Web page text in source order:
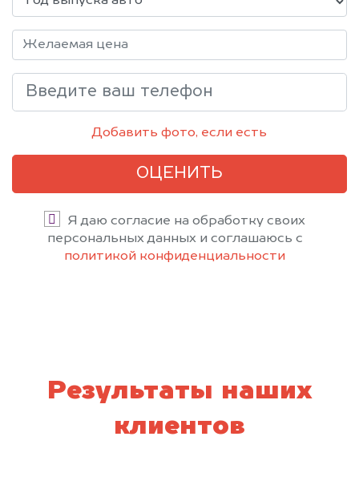
Добавить фото, если есть
ОЦЕНИТЬ
Я даю согласие на обработку своих
персональных данных и соглашаюсь с
политикой конфиденциальности
Результаты наших
клиентов